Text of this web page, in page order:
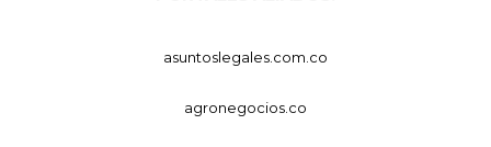
asuntoslegales.com.co
agronegocios.co